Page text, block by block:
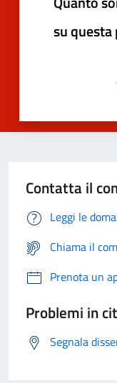
su questa
Contatta il
Leggi le
Chiama il
Prenota un
Problemi in
Segnala